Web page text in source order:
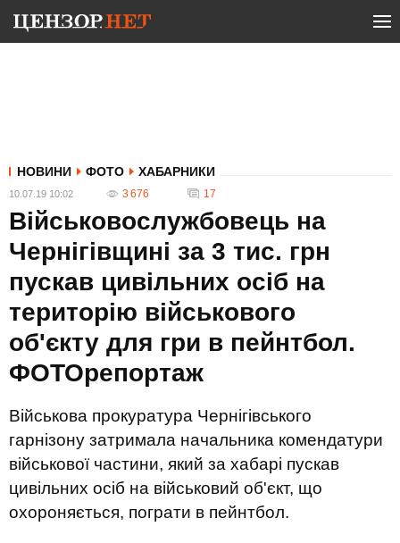
НОВИНИ ФОТО ХАБАРНИКИ
10.07.19 10:02 3 676 17
Військовослужбовець на
Чернігівщині за 3 тис. грн
пускав цивільних осіб на
територію військового
об'єкту для гри в пейнтбол.
ФОТОрепортаж
Військова прокуратура Чернігівського
гарнізону затримала начальника комендатури
військової частини, який за хабарі пускав
цивільних осіб на військовий об'єкт, що
охороняється, пограти в пейнтбол.